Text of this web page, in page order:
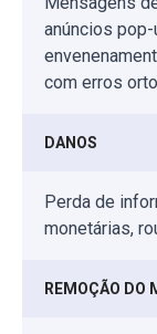
anúncios
com erros
DANOS
Perda de
monetárias,
REMOÇÃO DO